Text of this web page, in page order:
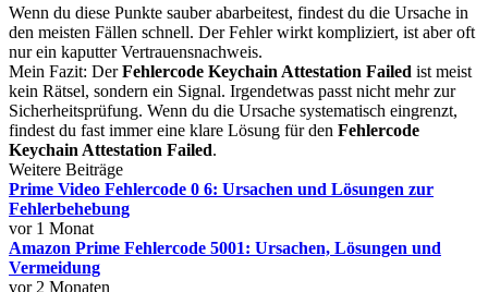
Wenn du diese Punkte sauber abarbeitest, findest du die Ursache in
den meisten Fällen schnell. Der Fehler wirkt kompliziert, ist aber oft
nur ein kaputter Vertrauensnachweis.
Mein Fazit: DerFehlercode Keychain Attestation Failed ist meist
kein Rätsel, sondern ein Signal. Irgendetwas passt nicht mehr zur
Sicherheitsprüfung. Wenn du die Ursache systematisch eingrenzt,
findest du fast immer eine klare Lösung für den Fehlercode
Keychain Attestation Failed.
Weitere Beiträge
Prime Video Fehlercode 0 6: Ursachen und Lösungen zur
Fehlerbehebung
vor 1 Monat
Amazon Prime Fehlercode 5001: Ursachen, Lösungen und
Vermeidung
vor 2 Monaten